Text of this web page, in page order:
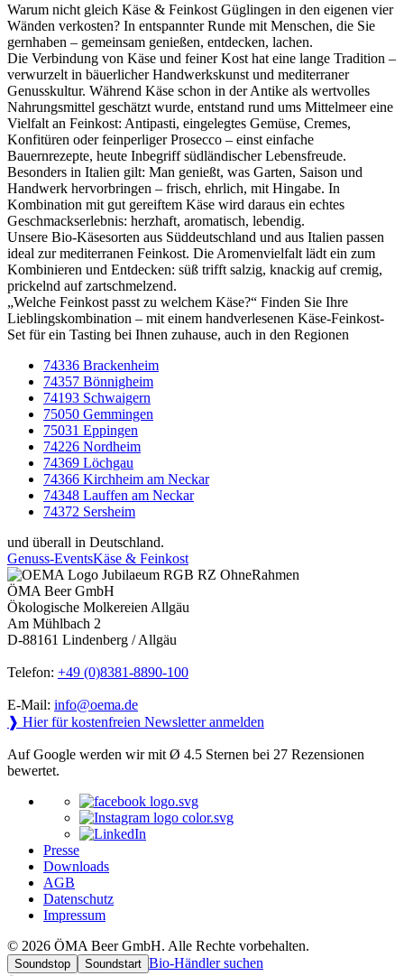
Warum nicht gleich Käse & Feinkost Güglingen in den eigenen vier
Wänden verkosten? In entspannter Runde mit Menschen, die Sie
gernhaben – gemeinsam genießen, entdecken, lachen.
Die Verbindung von Käse und feiner Kost hat eine lange Tradition –
verwurzelt in bäuerlicher Handwerkskunst und mediterraner
Genusskultur. Während Käse schon in der Antike als wertvolles
Nahrungsmittel geschätzt wurde, entstand rund ums Mittelmeer eine
Vielfalt an Feinkost: Antipasti, eingelegtes Gemüse, Cremes,
Konfitüren oder feinperliger Prosecco – einst einfache
Bauernrezepte, heute Inbegriff südländischer Lebensfreude.
Besonders in Italien gilt: Man genießt, was Garten, Saison und
Handwerk hervorbringen – frisch, ehrlich, mit Hingabe. In
Kombination mit gut gereiftem Käse wird daraus ein echtes
Geschmackserlebnis: herzhaft, aromatisch, lebendig.
Unsere Bio-Käsesorten aus Süddeutschland und aus Italien passen
ideal zur mediterranen Feinkost. Die Aromenvielfalt lädt ein zum
Kombinieren und Entdecken: süß trifft salzig, knackig auf cremig,
prickelnd auf zartschmelzend.
„Welche Feinkost passt zu welchem Käse?“ Finden Sie Ihre
Lieblingskombination – mit einem handverlesenen Käse-Feinkost-
Set für ein Tasting bei Ihnen zuhause, auch in den Regionen
74336 Brackenheim
74357 Bönnigheim
74193 Schwaigern
75050 Gemmingen
75031 Eppingen
74226 Nordheim
74369 Löchgau
74366 Kirchheim am Neckar
74348 Lauffen am Neckar
74372 Sersheim
und überall in Deutschland.
Genuss-EventsKäse & Feinkost
ÖMA Beer GmbH
Ökologische Molkereien Allgäu
Am Mühlbach 2
D-88161 Lindenberg / Allgäu
Telefon: +49 (0)8381-8890-100
E-Mail: info@oema.de
❱ Hier für kostenfreien Newsletter anmelden
Auf Google werden wir mit Ø 4.5 Sternen bei 27 Rezensionen
bewertet.
Presse
Downloads
AGB
Datenschutz
Impressum
© 2026 ÖMA Beer GmbH. Alle Rechte vorbehalten.
Soundstop Soundstart Bio-Händler suchen